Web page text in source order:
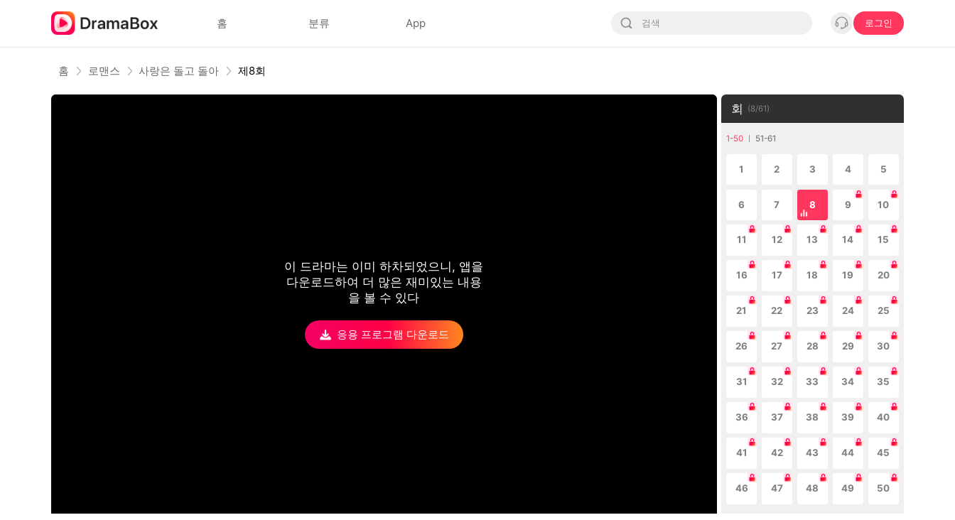
홈 분류 App 로그인
홈 로맨스 사랑은 돌고 돌아 제8회
이 드라마는 이미 하차되었으니, 앱을
다운로드하여 더 많은 재미있는 내용
을 볼 수 있다
응용 프로그램 다운로드
회 (8/61)
1-50 51-61
1 2 3 4 5
6 7 8 9 10
11 12 13 14 15
16 17 18 19 20
21 22 23 24 25
26 27 28 29 30
31 32 33 34 35
36 37 38 39 40
41 42 43 44 45
46 47 48 49 50